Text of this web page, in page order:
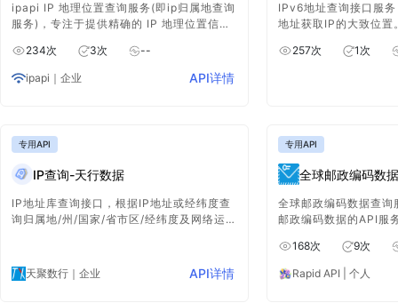
ipapi IP 地理位置查询服务(即ip归属地查询
服务)，专注于提供精确的 IP 地理位置信息
确地获取与 IP 相关的地理位置详情，包括
国家、地区、城市等，为各种应用场景提供
关键的数据支持，助力实现更精准的定位与
234次 3次 --
ipapi ｜企业 API详情
IPv6地址查询接口服
地址获取IP的大致位置
全和用户分析。部分
257次 1 次
专用API
IP查询-天行数据
IP地址库查询接口，根据IP地址或经纬度查
询归属地/州/国家/省市区/经纬度及网络运营
天聚数行 ｜企业 API详情
专用API
全球邮政编码数
全球邮政编码数据查询
邮政编码数据的API服
信息以及执行其他相关
168次 9次
Rapid API | 个人